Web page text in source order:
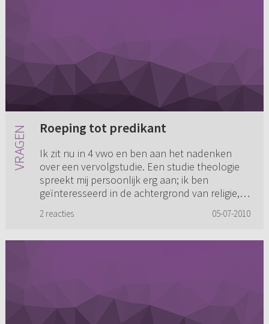
Roeping tot predikant
Ik zit nu in 4 vwo en ben aan het nadenken
over een vervolgstudie. Een studie theologie
spreekt mij persoonlijk erg aan; ik ben
geïnteresseerd in de achtergrond van religie,
2 reacties 05-07-2010